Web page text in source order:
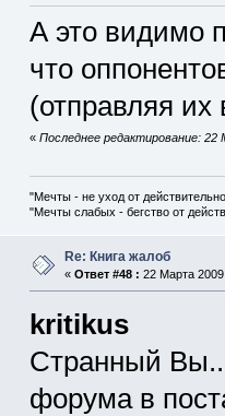
А это видимо
что
(отправляя
« Последнее редактирование:
"Мечты - не уход от
"Мечты слабых - бегство от
Re: Книга жалоб
« Ответ #48 : 22 Марта
kritikus
Странный
форума в